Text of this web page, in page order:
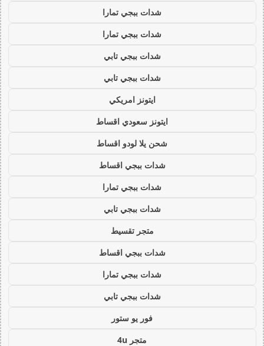
شدات ببجي تمارا
شدات ببجي تمارا
شدات ببجي تابي
شدات ببجي تابي
ايتونز امريكي
ايتونز سعودي اقساط
شحن يلا لودو اقساط
شدات ببجي اقساط
شدات ببجي تمارا
شدات ببجي تابي
متجر تقسيط
شدات ببجي اقساط
شدات ببجي تمارا
شدات ببجي تابي
فور يو ستور
متجر 4u